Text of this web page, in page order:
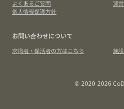
よくあるご質問
運
個人情報保護方針
お問い合わせについて
求職者・保活者の方はこちら 施
© 2020-2026